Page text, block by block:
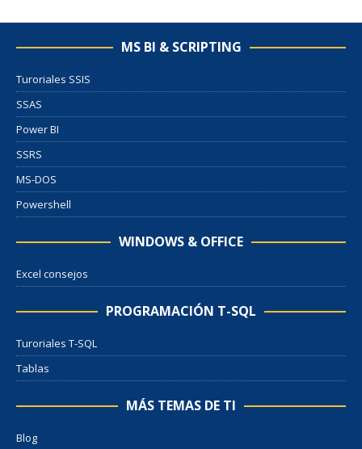
MS BI & SCRIPTING
Turoriales SSIS
SSAS
Power BI
SSRS
MS-DOS
Powershell
WINDOWS & OFFICE
Excel consejos
PROGRAMACIÓN T-SQL
Turoriales T-SQL
Tablas
MÁS TEMAS DE TI
Blog